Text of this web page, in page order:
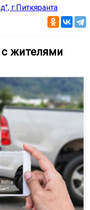
г.Питкяранта
с жителями